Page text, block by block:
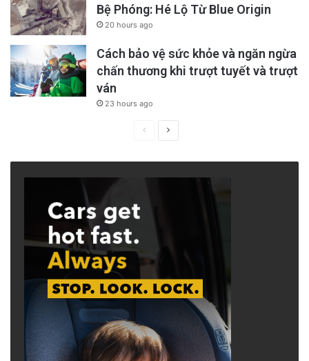
Bệ Phóng: Hé Lộ Từ Blue Origin
20 hours ago
Cách bảo vệ sức khỏe và ngăn ngừa
chấn thương khi trượt tuyết và trượt
ván
23 hours ago
PreviousNext